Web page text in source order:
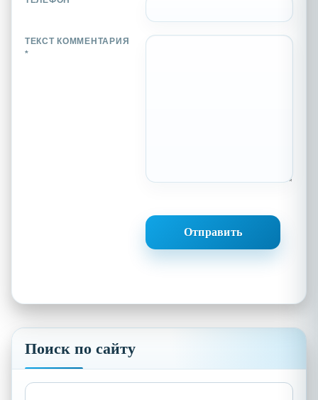
Поиск по сайту
Найти:
ТЕКСТ КОММЕНТАРИЯ
*